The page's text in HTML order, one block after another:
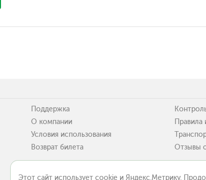
Этот сайт использует cookie и Яндекс.Метрику.
Поддержка
О компании
Условия использования
Возврат билета
Правила
Отзывы